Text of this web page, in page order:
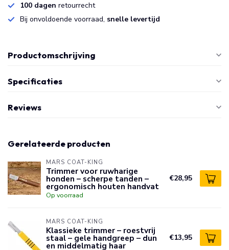
100 dagen retourrecht
Bij onvoldoende voorraad, snelle levertijd
Productomschrijving
Specificaties
Reviews
Gerelateerde producten
MARS COAT-KING
Trimmer voor ruwharige
honden – scherpe tanden –
ergonomisch houten handvat
Op voorraad
€28,95
MARS COAT-KING
Klassieke trimmer – roestvrij
staal – gele handgreep – dun
en middelmatig haar
€13,95